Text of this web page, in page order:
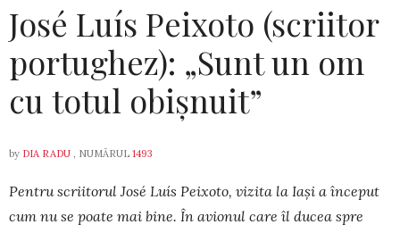
José Luís Peixoto (scriitor
portughez): „Sunt un om
cu totul obișnuit”
by DIA RADU , NUMĂRUL 1493
Pentru scriitorul José Luís Peixoto, vizita la Iași a început
cum nu se poate mai bine. În avionul care îl ducea spre